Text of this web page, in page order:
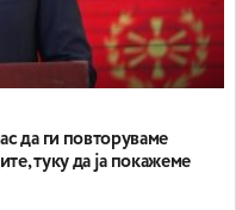
да ги повторуваме
туку да ја покажеме